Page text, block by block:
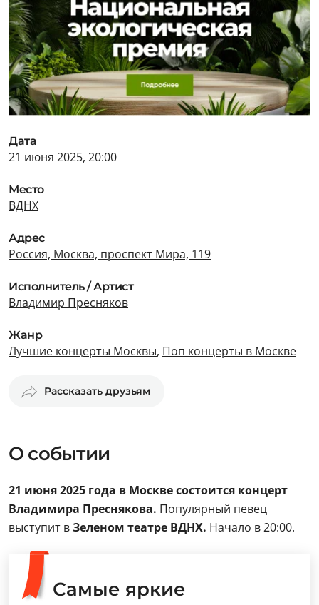
Дата
21 июня 2025, 20:00
Место
ВДНХ
Адрес
Россия, Москва, проспект Мира, 119
Исполнитель / Артист
Владимир Пресняков
Жанр
Лучшие концерты Москвы, Поп концерты в Москве
Рассказать друзьям
О событии
21 июня 2025 года в Москве состоится концерт
Владимира Преснякова. Популярный певец
выступит вЗеленом театре ВДНХ. Начало в 20:00.
Самые яркие